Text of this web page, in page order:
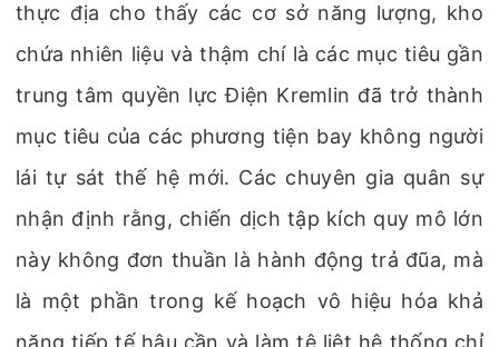
thực địa cho thấy các cơ sở năng lượng, kho
chứa nhiên liệu và thậm chí là các mục tiêu gần
trung tâm quyền lực Điện Kremlin đã trở thành
mục tiêu của các phương tiện bay không người
lái tự sát thế hệ mới. Các chuyên gia quân sự
nhận định rằng, chiến dịch tập kích quy mô lớn
này không đơn thuần là hành động trả đũa, mà
là một phần trong kế hoạch vô hiệu hóa khả
năng tiếp tế hậu cần và làm tê liệt hệ thống chỉ